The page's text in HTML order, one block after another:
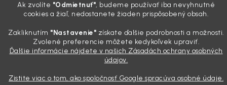
Ak zvolíte "Odmietnuť", budeme používať iba nevyhnutné
cookies a žiaľ, nedostanete žiaden prispôsobený obsah.
Zakliknutím "Nastavenie" získate ďalšie podrobnosti a možnosti.
Zvolené preferencie môžete kedykoľvek upraviť.
Ďalšie informácie nájdete v našich Zásadách ochrany osobných
údajov.
Zistite viac o tom, ako spoločnosť Google spracúva osobné údaje.
pokaziť náladu. Dobrá správa je, že aj profi výbava ...
Vytvoril Shoptet
. Všetky práva vyhradené.
nastavenie cookies